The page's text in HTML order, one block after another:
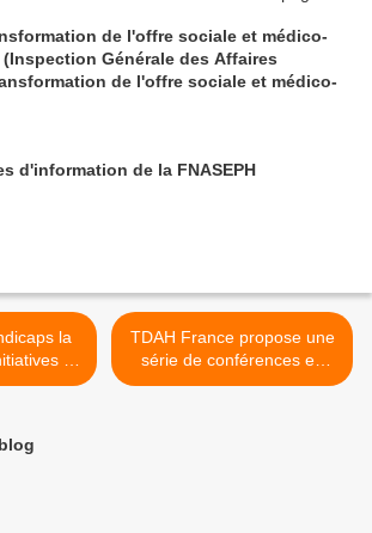
de l'offre sociale et médico-
Générale des Affaires
de l'offre sociale et médico-
d'information de la FNASEPH
en
TDAH France propose une
série de conférences en
visio >